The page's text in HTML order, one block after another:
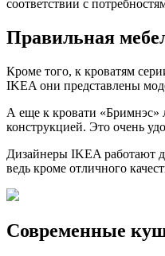
соответствии с
Правильная
Кроме того, к кроватям
IKEA они представлены
А еще к кровати «Бримнэс»
конструкцией. Это очень
Дизайнеры IKEA работают
ведь кроме отличного
Современные